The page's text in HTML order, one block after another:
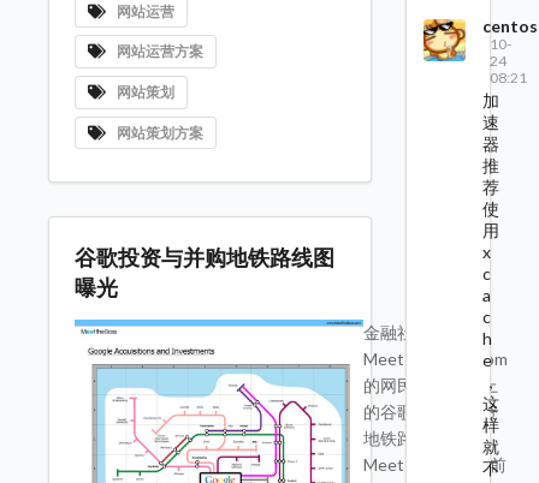
网站运营
网站运营方案
网站策划
网站策划方案
谷歌投资与并购地铁路线图
曝光
金融社交网络
MeetTheBoss.com
的网民制作了以上
的谷歌并购和投资
地铁路线图。
MeetTheBoss之前
centos
10-
24
08:21
加
速
器
推
荐
使
用
x
c
a
c
h
e
，
这
样
就
不